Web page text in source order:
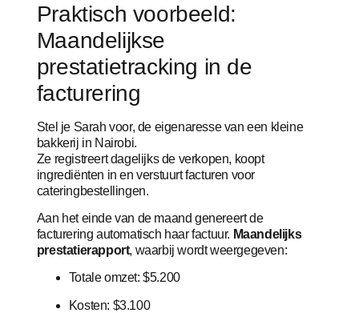
Praktisch voorbeeld:
Maandelijkse
prestatietracking in de
facturering
Stel je Sarah voor, de eigenaresse van een kleine
bakkerij in Nairobi.
Ze registreert dagelijks de verkopen, koopt
ingrediënten in en verstuurt facturen voor
cateringbestellingen.
Aan het einde van de maand genereert de
facturering automatisch haar factuur. Maandelijks
prestatierapport, waarbij wordt weergegeven:
Totale omzet: $5.200
Kosten: $3.100